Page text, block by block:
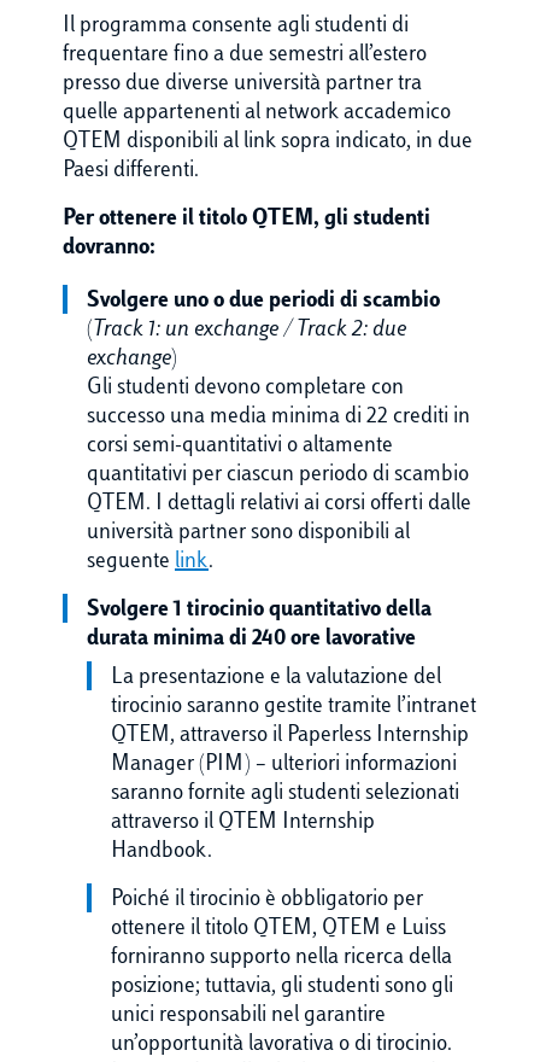
Il programma consente agli studenti di
frequentare fino a due semestri all’estero
presso due diverse università partner tra
quelle appartenenti al network accademico
QTEM disponibili al link sopra indicato, in due
Paesi differenti.
Per ottenere il titolo QTEM, gli studenti
dovranno:
Svolgere uno o due periodi di scambio
( Track 1: un exchange / Track 2: due
exchange)
Gli studenti devono completare con
successo una media minima di 22 crediti in
corsi semi-quantitativi o altamente
quantitativi per ciascun periodo di scambio
QTEM. I dettagli relativi ai corsi offerti dalle
università partner sono disponibili al
seguente link.
Svolgere 1 tirocinio quantitativo della
durata minima di 240 ore lavorative
La presentazione e la valutazione del
tirocinio saranno gestite tramite l’intranet
QTEM, attraverso il Paperless Internship
Manager (PIM) – ulteriori informazioni
saranno fornite agli studenti selezionati
attraverso il QTEM Internship
Handbook.
Poiché il tirocinio è obbligatorio per
ottenere il titolo QTEM, QTEM e Luiss
forniranno supporto nella ricerca della
posizione; tuttavia, gli studenti sono gli
unici responsabili nel garantire
un’opportunità lavorativa o di tirocinio.